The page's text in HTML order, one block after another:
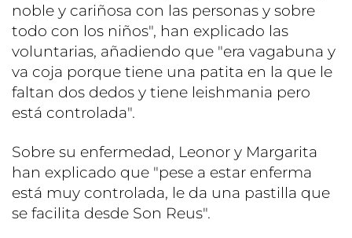
noble y cariñosa con las personas y sobre
todo con los niños", han explicado las
voluntarias, añadiendo que "era vagabuna y
va coja porque tiene una patita en la que le
faltan dos dedos y tiene leishmania pero
está controlada".
Sobre su enfermedad, Leonor y Margarita
han explicado que "pese a estar enferma
está muy controlada, le da una pastilla que
se facilita desde Son Reus".